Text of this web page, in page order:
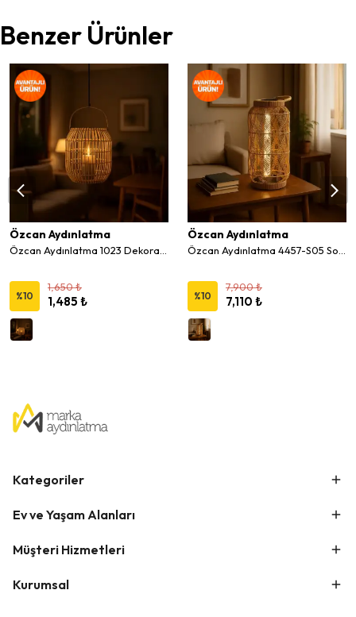
Benzer Ürünler
Özcan Aydınlatma
%10
1,650 ₺
1,485 ₺
Özcan Aydınlatma
%10
7,900 ₺
7,110 ₺
Kategoriler
Ev ve Yaşam Alanları
Müşteri Hizmetleri
Kurumsal